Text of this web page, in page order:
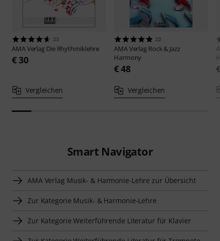
23
AMA Verlag Die Rhythmiklehre
€ 30
Vergleichen
22
AMA Verlag Rock & Jazz
Harmony
€ 48
Vergleichen
Smart Navigator
AMA Verlag Musik- & Harmonie-Lehre zur Übersicht
Zur Kategorie Musik- & Harmonie-Lehre
Zur Kategorie Weiterführende Literatur für Klavier